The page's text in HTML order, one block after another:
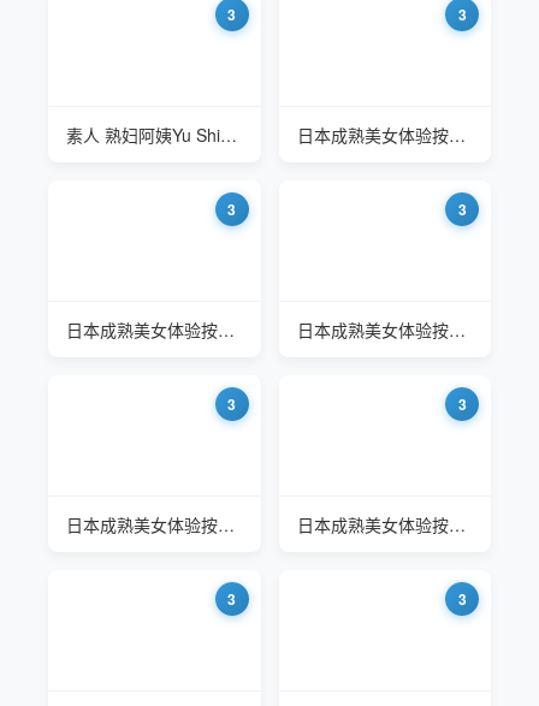
3
素人 熟妇阿姨Yu Shinoda的第一次体验
3
日本成熟美女体验按摩的终极快感
3
日本成熟美女体验按摩的终极快感
3
日本成熟美女体验按摩的终极快感
3
日本成熟美女体验按摩的终极快感
3
日本成熟美女体验按摩的终极快感
3 3